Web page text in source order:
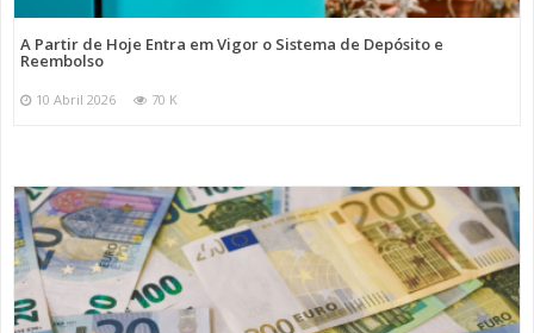
A Partir de Hoje Entra em Vigor o Sistema de Depósito e
Reembolso
10 Abril 2026 70 K